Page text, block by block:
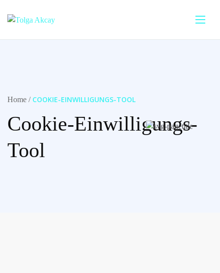
Home COOKIE-EINWILLIGUNGS-TOOL
Cookie-Einwilligungs-
Tool